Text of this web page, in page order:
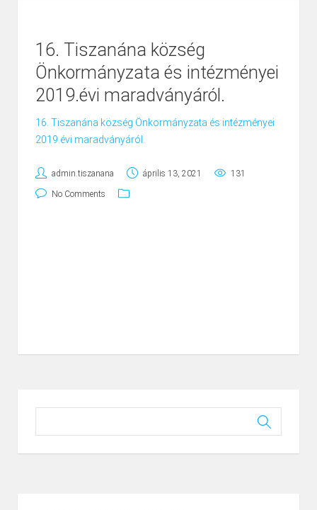
16. Tiszanána község
Önkormányzata és intézményei
2019.évi maradványáról.
16. Tiszanána község Önkormányzata és intézményei
2019.évi maradványáról.
admin.tiszanana április 13, 2021 131
No Comments